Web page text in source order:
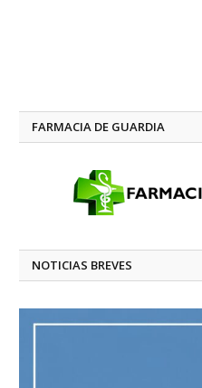
FARMACIA DE GUARDIA
NOTICIAS BREVES